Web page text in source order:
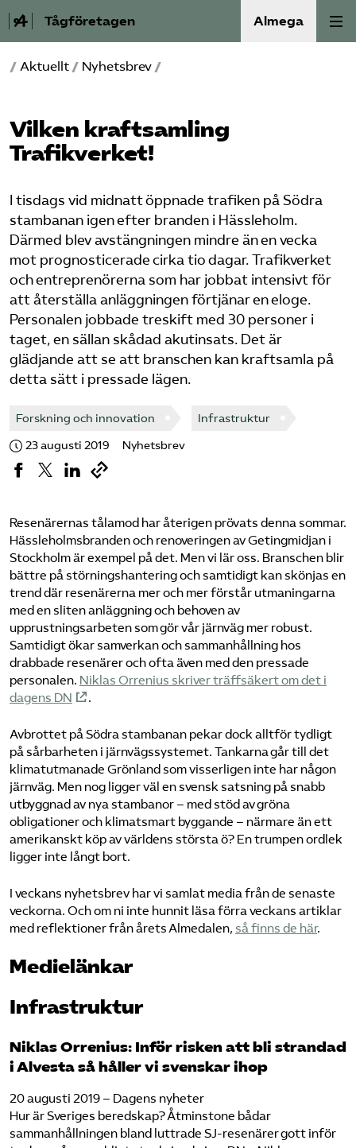
Tågföretagen Almega
Aktuellt
Reformagenda för järnvägen
Våra frågor
Aktiviteter
Om oss
Kontakt
Mina sidor (almega.se)
Bli medlem
Sök på tagforetagen.se
/ Aktuellt / Nyhetsbrev /
Vilken kraftsamling
Trafikverket!
I tisdags vid midnatt öppnade trafiken på Södra
stambanan igen efter branden i Hässleholm.
Därmed blev avstängningen mindre än en vecka
mot prognosticerade cirka tio dagar. Trafikverket
och entreprenörerna som har jobbat intensivt för
att återställa anläggningen förtjänar en eloge.
Personalen jobbade treskift med 30 personer i
taget, en sällan skådad akutinsats. Det är
glädjande att se att branschen kan kraftsamla på
detta sätt i pressade lägen.
Forskning och innovation Infrastruktur
23 augusti 2019 Nyhetsbrev
Resenärernas tålamod har återigen prövats denna sommar.
Hässleholmsbranden och renoveringen av Getingmidjan i
Stockholm är exempel på det. Men vi lär oss. Branschen blir
bättre på störningshantering och samtidigt kan skönjas en
trend där resenärerna mer och mer förstår utmaningarna
med en sliten anläggning och behoven av
upprustningsarbeten som gör vår järnväg mer robust.
Samtidigt ökar samverkan och sammanhållning hos
drabbade resenärer och ofta även med den pressade
personalen. Niklas Orrenius skriver träffsäkert om det i
dagens DN
.
Avbrottet på Södra stambanan pekar dock alltför tydligt
på sårbarheten i järnvägssystemet. Tankarna går till det
klimatutmanade Grönland som visserligen inte har någon
järnväg. Men nog ligger väl en svensk satsning på snabb
utbyggnad av nya stambanor – med stöd av gröna
obligationer och klimatsmart byggande – närmare än ett
amerikanskt köp av världens största ö? En trumpen ordlek
ligger inte långt bort.
I veckans nyhetsbrev har vi samlat media från de senaste
veckorna. Och om ni inte hunnit läsa förra veckans artiklar
med reflektioner från årets Almedalen, så finns de här.
Medielänkar
Infrastruktur
Niklas Orrenius: Inför risken att bli strandad
i Alvesta så håller vi svenskar ihop
20 augusti 2019 – Dagens nyheter
Hur är Sveriges beredskap? Åtminstone bådar
sammanhållningen bland luttrade SJ-resenärer gott inför